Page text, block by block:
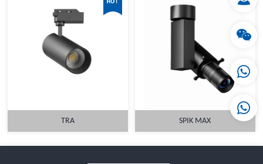
详情 详情
TRA SPIK MAX